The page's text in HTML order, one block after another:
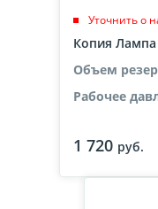
Уточнить о
Копия Лампа
Объем
Рабочее
1 720 руб.